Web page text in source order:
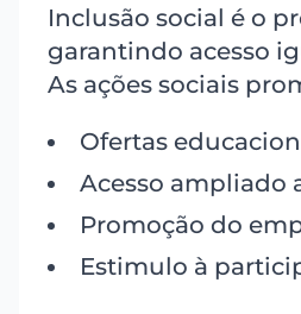
Inclusão social é o
garantindo acesso
As ações sociais
Ofertas
Acesso ampliado
Promoção do
Estimulo à